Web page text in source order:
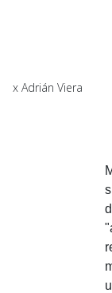
x Adrián Viera